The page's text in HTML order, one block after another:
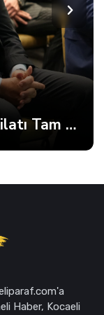
Anahtar Parti Kocaeli Teşkilatı Tam Kadro Toplandı
Haber, Kocaeli